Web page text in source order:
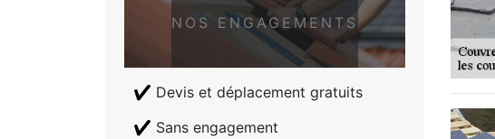
NOS ENGAGEMENTS
Devis et déplacement gratuits
Sans engagement